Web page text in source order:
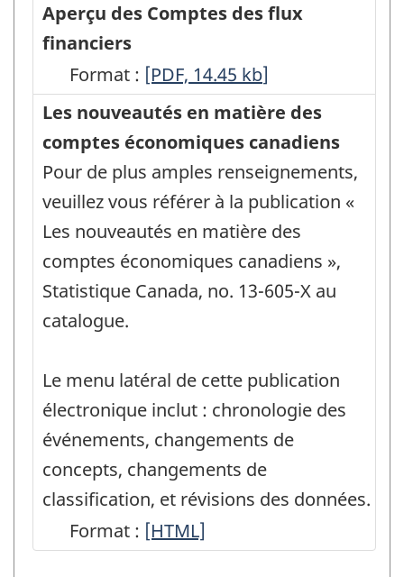
Aperçu des Comptes des flux
financiers
Format : Aperçu
des
Comptes
des
flux
financiers
-
PDF,
[PDF, 14.45 kb]
Les nouveautés en matière des
comptes économiques canadiens
Pour de plus amples renseignements,
veuillez vous référer à la publication «
Les nouveautés en matière des
comptes économiques canadiens »,
Statistique Canada, no. 13-605-X au
catalogue.
Le menu latéral de cette publication
électronique inclut : chronologie des
événements, changements de
concepts, changements de
classification, et révisions des données.
Format : Les
[HTML]